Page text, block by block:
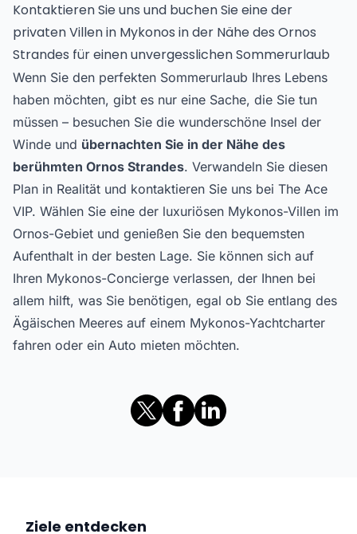
Kontaktieren Sie uns und buchen Sie eine der
privaten Villen in Mykonos in der Nähe des Ornos
Strandes für einen unvergesslichen Sommerurlaub
Wenn Sie den perfekten Sommerurlaub Ihres Lebens
haben möchten, gibt es nur eine Sache, die Sie tun
müssen – besuchen Sie die wunderschöne Insel der
Winde und übernachten Sie in der Nähe des
berühmten Ornos Strandes. Verwandeln Sie diesen
Plan in Realität und kontaktieren Sie uns bei The Ace
VIP. Wählen Sie eine der luxuriösen Mykonos-Villen im
Ornos-Gebiet und genießen Sie den bequemsten
Aufenthalt in der besten Lage. Sie können sich auf
Ihren Mykonos-Concierge verlassen, der Ihnen bei
allem hilft, was Sie benötigen, egal ob Sie entlang des
Ägäischen Meeres auf einem Mykonos-Yachtcharter
fahren oder ein Auto mieten möchten.
Ziele entdecken